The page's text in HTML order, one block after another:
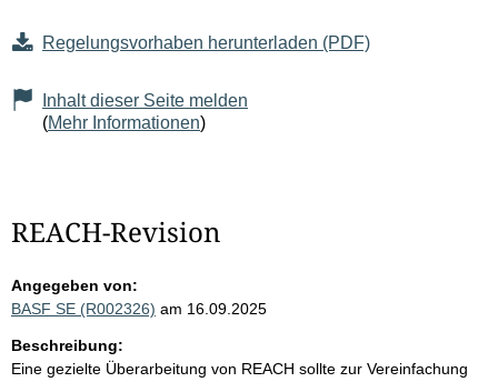
Seiteninhalt
Regelungsvorhaben herunterladen (PDF)
Inhalt dieser Seite melden
(Mehr Informationen)
REACH-Revision
Angegeben von:
BASF SE (R002326) am 16.09.2025
Beschreibung:
Eine gezielte Überarbeitung von REACH sollte zur Vereinfachung